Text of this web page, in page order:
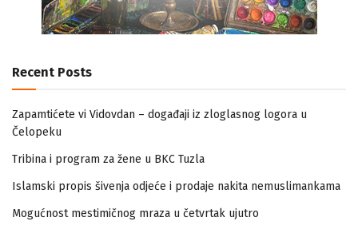
Recent Posts
Zapamtićete vi Vidovdan – događaji iz zloglasnog logora u
Čelopeku
Tribina i program za žene u BKC Tuzla
Islamski propis šivenja odjeće i prodaje nakita nemuslimankama
Mogućnost mestimičnog mraza u četvrtak ujutro